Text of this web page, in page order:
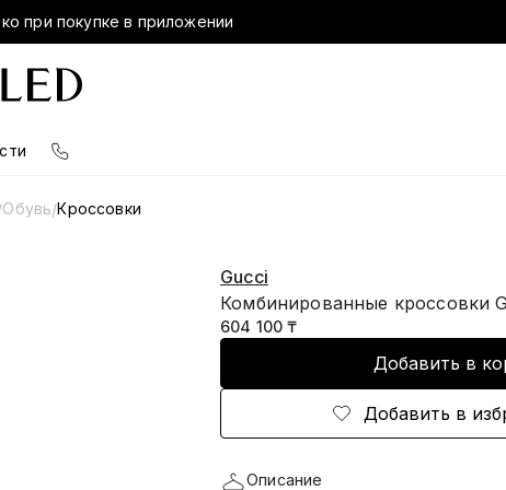
при покупке в приложении
Обувь/Кроссовки
Gucci
Комбинированные кроссовки
604 100 ₸
Добавить в
Добавить в
Описание